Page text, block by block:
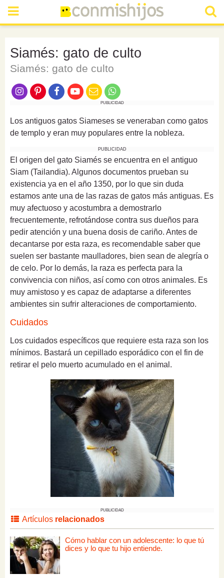
Siamés: gato de culto
Siamés: gato de culto
PUBLICIDAD
Los antiguos gatos Siameses se veneraban como gatos
de templo y eran muy populares entre la nobleza.
PUBLICIDAD
El origen del gato Siamés se encuentra en el antiguo
Siam (Tailandia). Algunos documentos prueban su
existencia ya en el año 1350, por lo que sin duda
estamos ante una de las razas de gatos más antiguas. Es
muy afectuoso y acostumbra a demostrarlo
frecuentemente, refrotándose contra sus dueños para
pedir atención y una buena dosis de cariño. Antes de
decantarse por esta raza, es recomendable saber que
suelen ser bastante maulladores, bien sean de alegría o
de celo. Por lo demás, la raza es perfecta para la
convivencia con niños, así como con otros animales. Es
muy amistoso y es capaz de adaptarse a diferentes
ambientes sin sufrir alteraciones de comportamiento.
Cuidados
Los cuidados específicos que requiere esta raza son los
mínimos. Bastará un cepillado esporádico con el fin de
retirar el pelo muerto acumulado en el animal.
PUBLICIDAD
Artículos relacionados
Cómo hablar con un adolescente: lo que tú
dices y lo que tu hijo entiende.